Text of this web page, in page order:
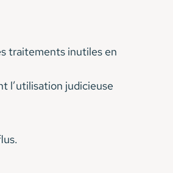
traitements inutiles en
l’utilisation judicieuse